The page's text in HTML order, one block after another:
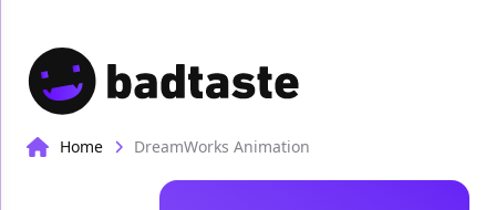
Home DreamWorks Animation